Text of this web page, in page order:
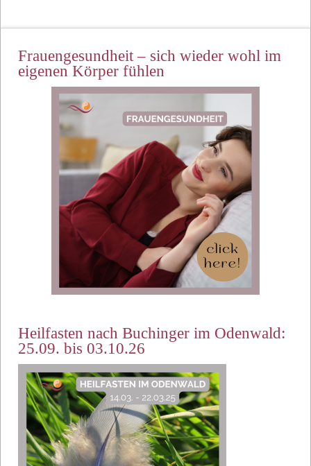
Frauengesundheit – sich wieder wohl im
eigenen Körper fühlen
Heilfasten nach Buchinger im Odenwald:
25.09. bis 03.10.26